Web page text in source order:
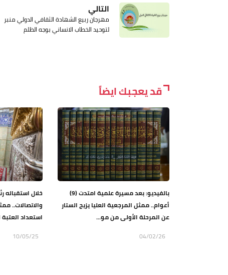
التالي
مهرجان ربيع الشهادة الثقافي الدولي منبر
لتوحيد الخطاب الانساني بوجه الظلم
قد يعجبك ايضاً
بالفيديو: بعد مسيرة علمية امتدت (9)
أعوام.. ممثل المرجعية العليا يزيح الستار
عن المرحلة الأولى من مو...
04/02/26
خلال استقباله
والاتصالات..
استعداد
10/05/25